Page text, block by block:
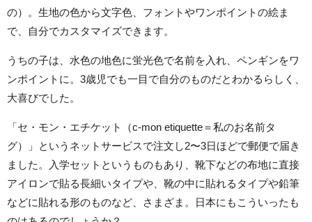
の）。生地の色から文字色、フォントやワンポイントの絵ま
で、自分でカスタマイズできます。
うちの子は、水色の地色に蛍光色で名前を入れ、ペンギンをワ
ンポイントに。3歳児でも一目で自分のものだとわかるらしく、
大喜びでした。
「セ・モン・エチケット（c-mon etiquette＝私のお名前タ
グ）」というネットサービスで注文し2〜3日ほどで郵便で届き
ました。入学セットというものもあり、靴下などの布地に直接
アイロンで貼る長細いタイプや、靴の中に貼れるタイプや鉛筆
などに貼れる形のものなど、さまざま。日本にもこういったも